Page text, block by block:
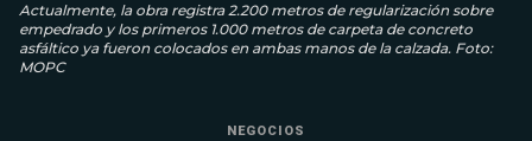
Actualmente, la obra registra 2.200 metros de regularización sobre
empedrado y los primeros 1.000 metros de carpeta de concreto
asfáltico ya fueron colocados en ambas manos de la calzada. Foto:
MOPC
NEGOCIOS